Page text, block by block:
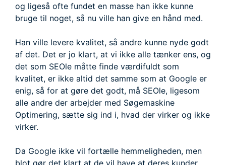
og ligeså ofte fundet en masse han ikke kunne
bruge til noget, så nu ville han give en hånd med.
Han ville levere kvalitet, så andre kunne nyde godt
af det. Det er jo klart, at vi ikke alle tænker ens, og
det som SEOle måtte finde værdifuldt som
kvalitet, er ikke altid det samme som at Google er
enig, så for at gøre det godt, må SEOle, ligesom
alle andre der arbejder med Søgemaskine
Optimering, sætte sig ind i, hvad der virker og ikke
virker.
Da Google ikke vil fortælle hemmeligheden, men